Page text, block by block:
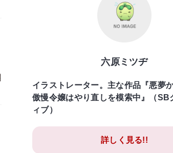
六原ミツヂ
イラストレーター。主な作品『悪夢
傲慢令嬢はやり直しを模索中』（SB
ィブ）
詳しく見る!!